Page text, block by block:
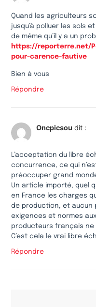
Quand les agriculteurs
jusqu’à polluer les sols
de même qu’il y a un
https://reporterre.net/
pour-carence-fautive
Bien à vous
Répondre
Oncpicsou dit :
L’acceptation du libre
concurrence, ce qui
préoccuper grand
Un article importé, quel
en France les charges
de production, et aucun
exigences et normes
producteurs français
C’est cela le vrai libre
Répondre